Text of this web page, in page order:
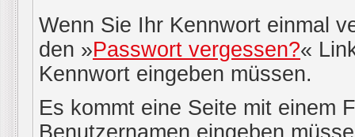
Wenn Sie Ihr Kennwort einmal
den »Passwort vergessen?«
Kennwort eingeben müssen.
Es kommt eine Seite mit einem
Benutzernamen eingeben